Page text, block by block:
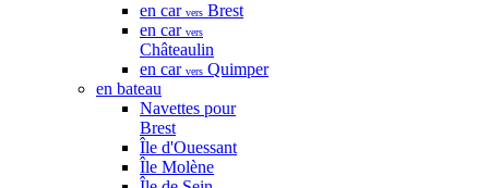
en car vers Brest
en car vers
Châteaulin
en car vers Quimper
en bateau
Navettes pour
Brest
Île d'Ouessant
Île Molène